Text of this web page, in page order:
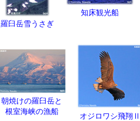
羅臼岳雪うさぎ
知床観光船
朝焼けの羅臼岳と
根室海峡の漁船
オジロワシ飛翔Ⅱ